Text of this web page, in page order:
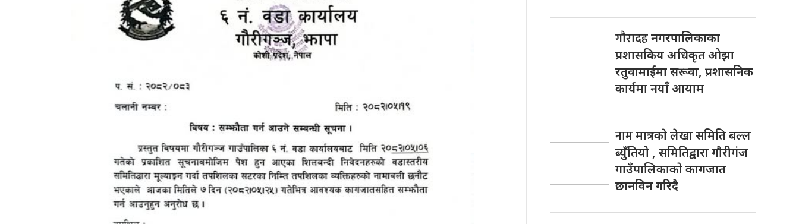
गाैरादहनगरपालिकाका
प्रशासकिय अधिकृत ओझा
रतुवामाईमा सरूवा, प्रशासनिक
कार्यमा नयाँ आयाम
नाममात्रकाे लेखा समिति बल्ल
ब्युँतियाे , समितिद्वारा गाैरीगंज
गाउँपालिकाकाे कागजात
छानविन गरिदै